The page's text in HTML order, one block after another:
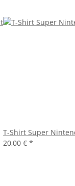
T-Shirt Super
20,00 € *